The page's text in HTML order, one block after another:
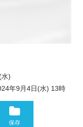
)
年9月4日(水) 13時